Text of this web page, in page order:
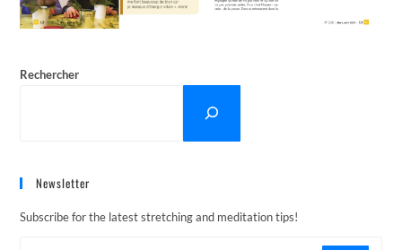
Rechercher
Newsletter
Subscribe for the latest stretching and meditation tips!